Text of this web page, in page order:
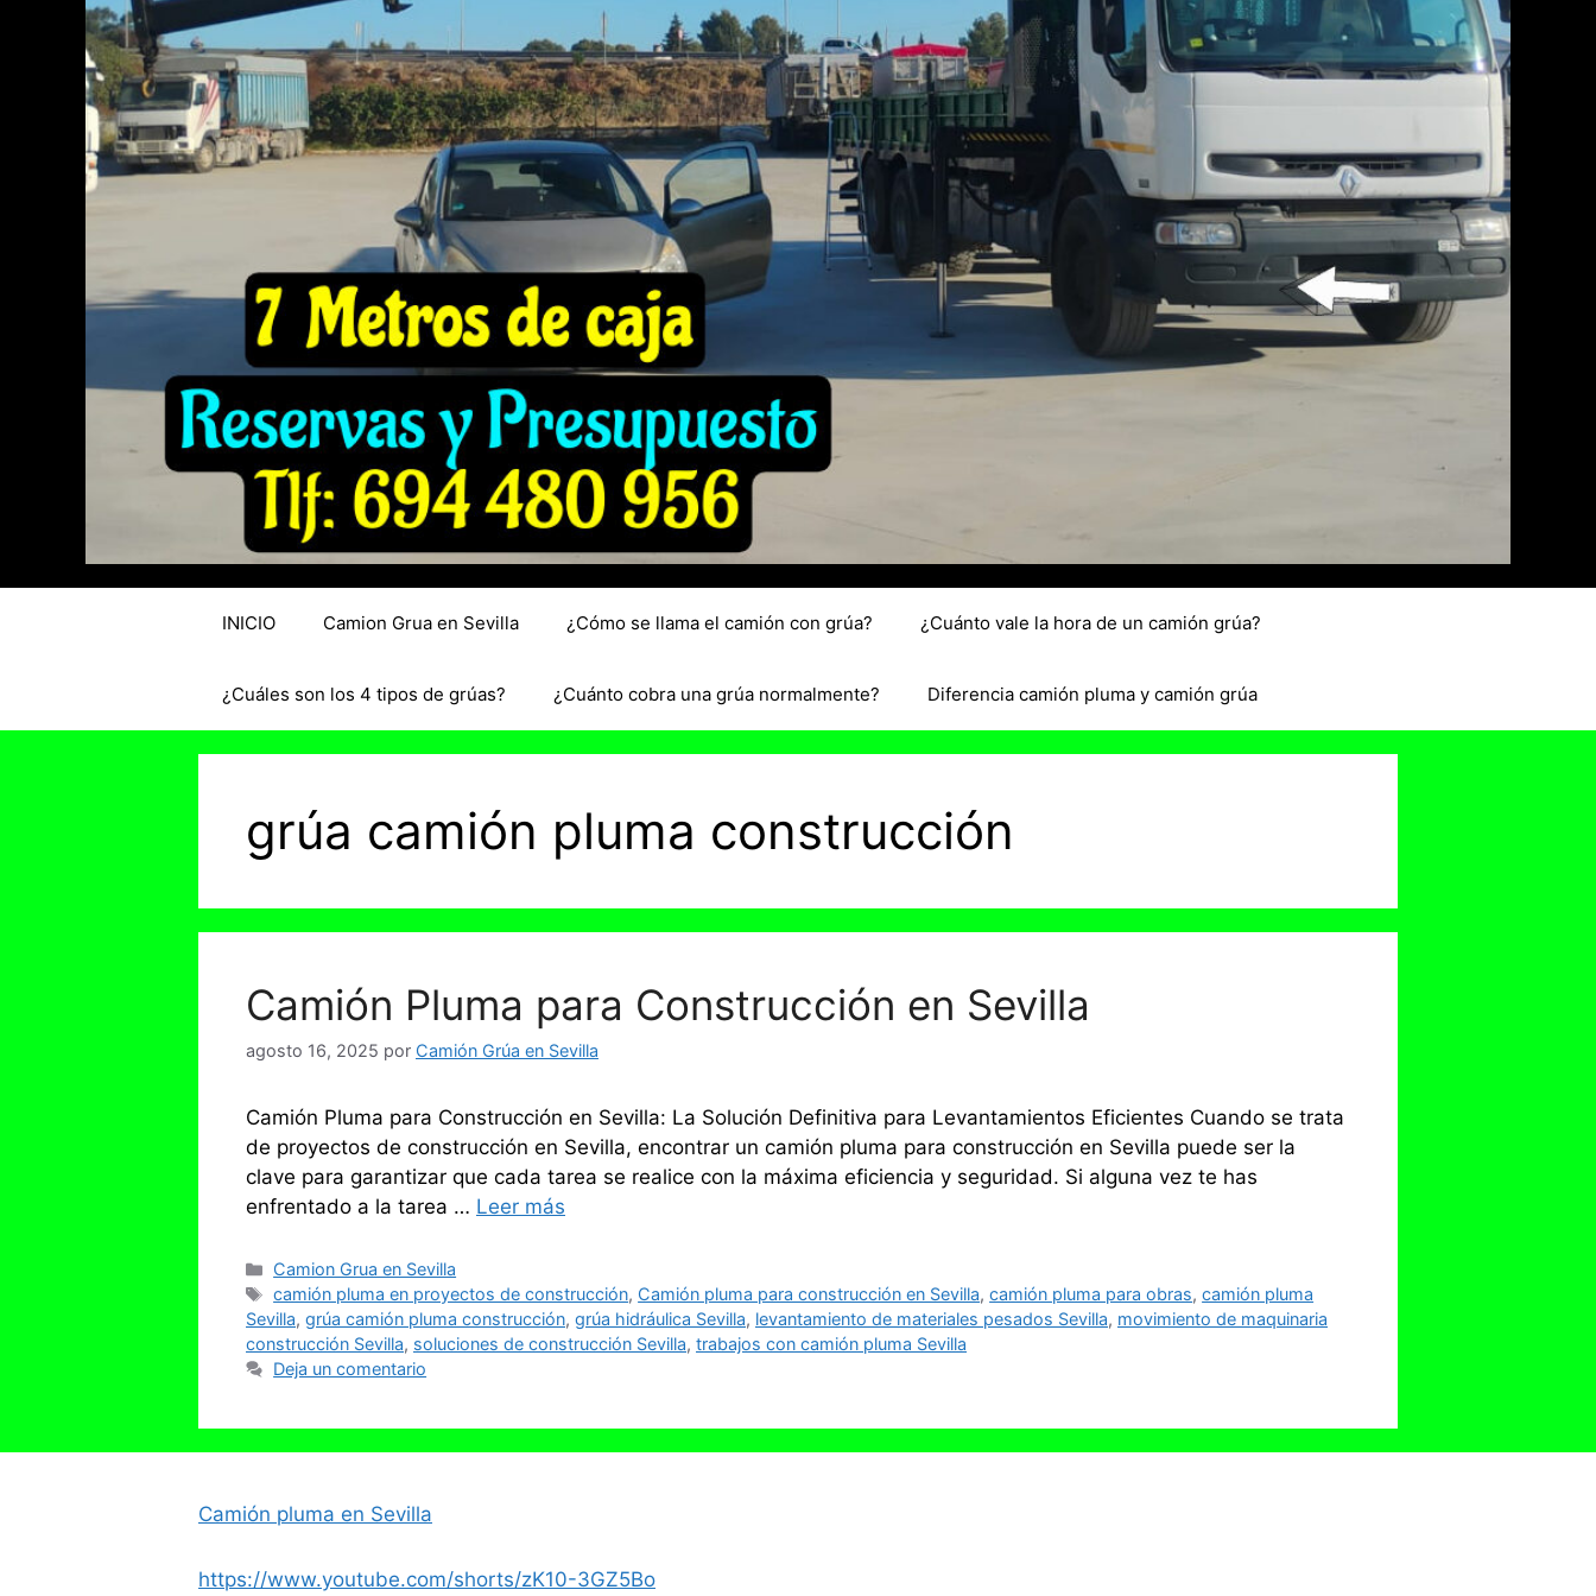
INICIO Camion Grua en Sevilla ¿Cómo se llama el camión con grúa? ¿Cuánto vale la hora de un camión grúa?
¿Cuáles son los 4 tipos de grúas? ¿Cuánto cobra una grúa normalmente? Diferencia camión pluma y camión grúa
grúa camión pluma construcción
Camión Pluma para Construcción en Sevilla
agosto 16, 2025 por Camión Grúa en Sevilla
Camión Pluma para Construcción en Sevilla: La Solución Definitiva para Levantamientos Eficientes Cuando se trata
de proyectos de construcción en Sevilla, encontrar un camión pluma para construcción en Sevilla puede ser la
clave para garantizar que cada tarea se realice con la máxima eficiencia y seguridad. Si alguna vez te has
enfrentado a la tarea … Leer más
Categorías
Camion Grua en Sevilla
Etiquetas
camión pluma en proyectos de construcción, Camión pluma para construcción en Sevilla,camión pluma para obras,camión pluma
Sevilla, grúa camión pluma construcción, grúa hidráulica Sevilla, levantamiento de materiales pesados Sevilla, movimiento de maquinaria
construcción Sevilla, soluciones de construcción Sevilla, trabajos con camión pluma Sevilla
Deja un comentario
Camión pluma en Sevilla
https://www.youtube.com/shorts/zK10-3GZ5Bo